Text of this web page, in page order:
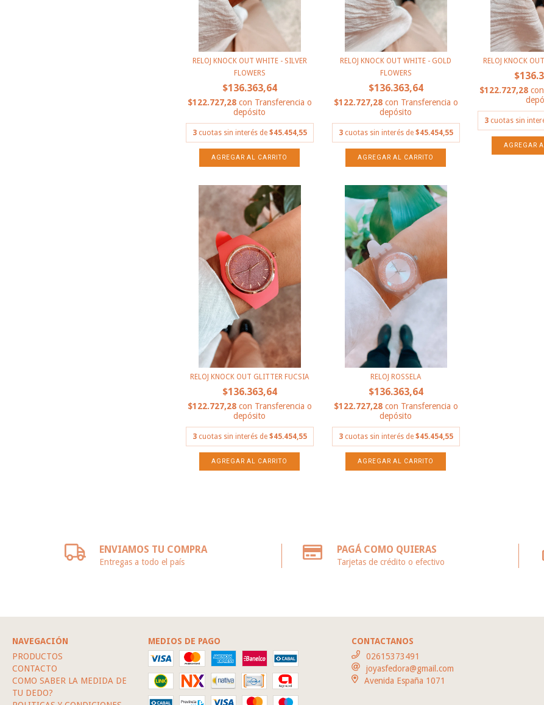
RELOJ KNOCK OUT WHITE - SILVER
FLOWERS
$136.363,64
$122.727,28 con Transferencia o
depósito
3 cuotas sin interés de $45.454,55
RELOJ KNOCK OUT WHITE - GOLD
FLOWERS
$136.363,64
$122.727,28 con Transferencia o
depósito
3 cuotas sin interés de $45.454,55
RELOJ KNOCK
$122.727,28con
3 cuotas sin
RELOJ KNOCK OUT GLITTER FUCSIA
$136.363,64
$122.727,28 con Transferencia o
depósito
3 cuotas sin interés de $45.454,55
RELOJ ROSSELA
$136.363,64
$122.727,28 con Transferencia o
depósito
3 cuotas sin interés de $45.454,55
ENVIAMOS TU COMPRA
Entregas a todo el país
PAGÁ COMO QUIERAS
Tarjetas de crédito o efectivo
NAVEGACIÓN
PRODUCTOS
CONTACTO
COMO SABER LA MEDIDA DE
TU DEDO?
MEDIOS DE PAGO
CONTACTANOS
02615373491
joyasfedora@gmail.com
Avenida España 1071